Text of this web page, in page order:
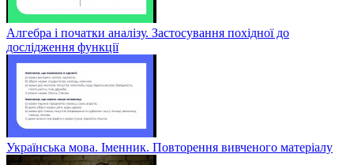
Алгебра і початки аналізу. Застосування похідної до
дослідження функції
Українська мова. Іменник. Повторення вивченого матеріалу